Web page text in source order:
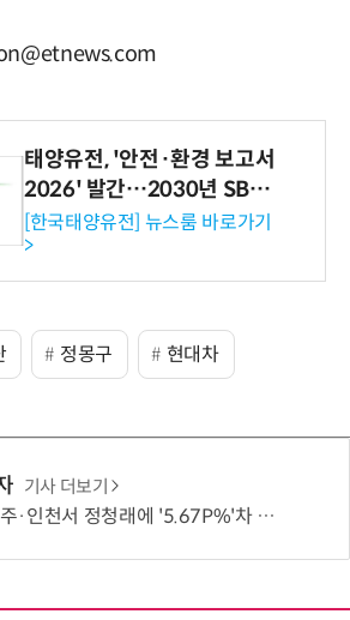
태양유전, '안전·환경 보고서
2026' 발간…2030년 SBT
수준 온실가스 감축 추진
[한국태양유전] 뉴스룸 바로가기
>
정몽구 현대차
기사 더보기
서 정청래에 '5.67P%'차 승리…누적 득표도 金 1위